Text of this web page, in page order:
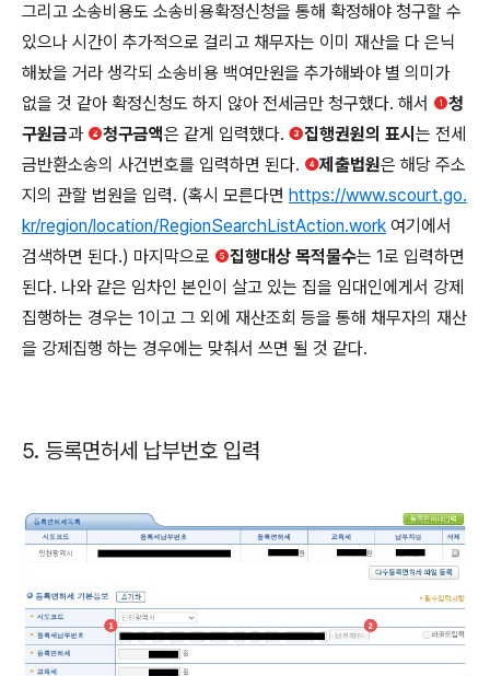
그리고 소송비용도 소송비용확정신청을 통해 확정해야 청구할 수
있으나 시간이 추가적으로 걸리고 채무자는 이미 재산을 다 은닉
해놨을 거라 생각되 소송비용 백여만원을 추가해봐야 별 의미가
없을 것 같아 확정신청도 하지 않아 전세금만 청구했다. 해서 ❶청
구원금과 ❷청구금액은 같게 입력했다. ❸집행권원의 표시 는 전세
금반환소송의 사건번호를 입력하면 된다. ❹제출법원은 해당 주소
지의 관할 법원을 입력. (혹시 모른다면 https://www.scourt.go.
kr/region/location/RegionSearchListAction.work 여기에서
검색하면 된다.) 마지막으로 ❺집행대상 목적물수는 1로 입력하면
된다. 나와 같은 임차인 본인이 살고 있는 집을 임대인에게서 강제
집행하는 경우는 1이고 그 외에 재산조회 등을 통해 채무자의 재산
을 강제집행 하는 경우에는 맞춰서 쓰면 될 것 같다.
5. 등록면허세 납부번호 입력